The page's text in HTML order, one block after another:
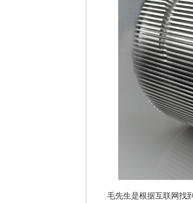
毛先生是根据互联网找